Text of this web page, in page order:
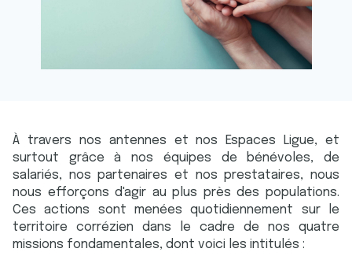
À travers nos antennes et nos Espaces Ligue, et
surtout grâce à nos équipes de bénévoles, de
salariés, nos partenaires et nos prestataires, nous
nous efforçons d'agir au plus près des populations.
Ces actions sont menées quotidiennement sur le
territoire corrézien dans le cadre de nos quatre
missions fondamentales, dont voici les intitulés :